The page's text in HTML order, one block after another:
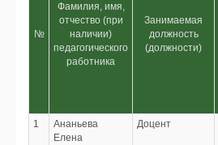
№
Фамилия, имя,
отчество (при
наличии)
педагогического
работника
Занимаемая
должность
(должности)
1
Ананьева
Елена
Доцент